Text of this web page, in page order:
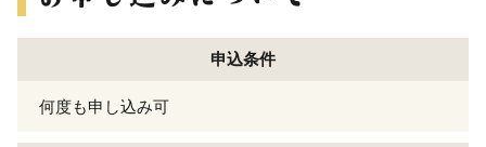
申込条件
何度も申し込み可